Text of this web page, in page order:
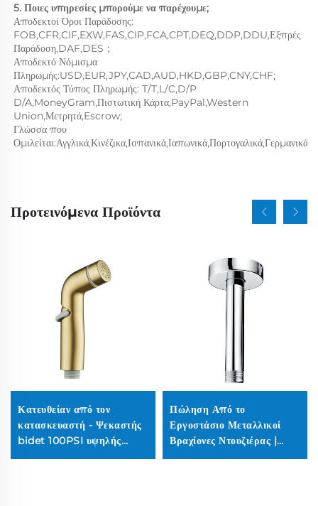
5. Ποιες υπηρεσίες μπορούμε να παρέχουμε;
Αποδεκτοί Όροι Παράδοσης:
FOB,CFR,CIF,EXW,FAS,CIP,FCA,CPT,DEQ,DDP,DDU,Εξπρές
Παράδοση,DAF,DES；
Αποδεκτό Νόμισμα
Πληρωμής:USD,EUR,JPY,CAD,AUD,HKD,GBP,CNY,CHF;
Αποδεκτός Τύπος Πληρωμής: T/T,L/C,D/P
D/A,MoneyGram,Πιστωτική Κάρτα,PayPal,Western
Union,Μετρητά,Escrow;
Γλώσσα που
Προτεινόμενα Προϊόντα
Κατευθείαν από τον
κατασκευαστή - Ψεκαστής
bidet 100PSI υψηλής
πίεσης | Ματ από μαύρο
Πώληση Από το
Εργοστάσιο Μεταλλικοί
Βραχίονες Ντουζιέρας |
Μακριάς Διάρκειας